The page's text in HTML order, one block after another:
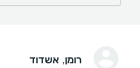
רומן, אשדוד